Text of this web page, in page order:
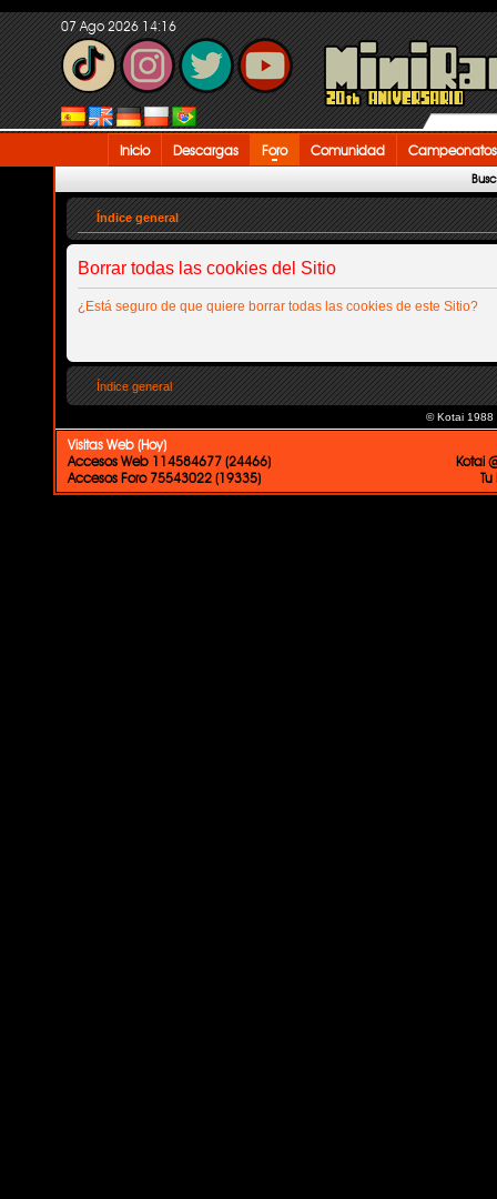
07 Ago 2026 14:16
Inicio Descargas Foro Comunidad Campeonatos
Índice general
Borrar todas las cookies del Sitio
¿Está seguro de que quiere borrar todas las cookies de este Sitio?
Índice general
© Kotai 1988
Visitas Web (Hoy)
Accesos Web 114584677 (24466)
Accesos Foro 75543022 (19335)
Kotai